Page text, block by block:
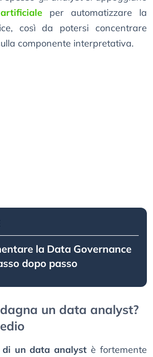
per automatizzare la
così da potersi concentrare
componente interpretativa.
la Data Governance
dopo passo
un data analyst?
di un data analyst è fortemente